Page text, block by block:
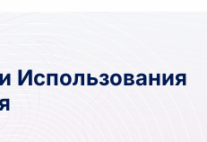
Использования